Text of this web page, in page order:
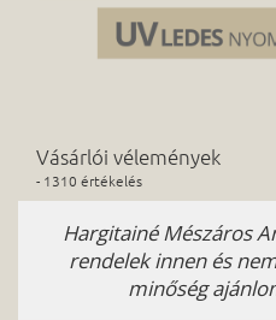
Vásárlói vélemények
- 1310 értékelés
Hargitainé Mészáros
rendelek innen és
minőség